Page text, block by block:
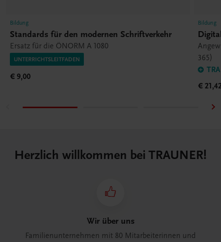
Bildung
Standards für den modernen Schriftverkehr
Ersatz für die ÖNORM A 1080
UNTERRICHTSLEITFADEN
€ 9,00
Bildung
365)
€
Herzlich willkommen bei TRAUNER!
Wir über uns
Familienunternehmen mit 80 Mitarbeiterinnen und